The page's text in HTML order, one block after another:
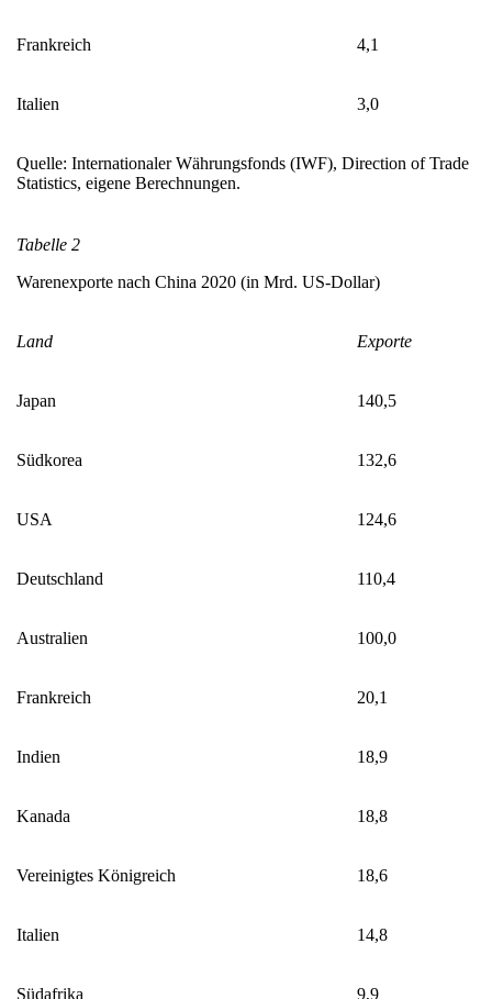
Frankreich 4,1
Italien 3,0
Quelle: Internationaler Währungsfonds (IWF), Di­rection of Trade
Statistics, eigene Berechnungen.
Tabelle 2
Warenexporte nach China 2020 (in Mrd. US-Dollar)
Land Exporte
Japan 140,5
Südkorea 132,6
USA 124,6
Deutschland 110,4
Australien 100,0
Frankreich 20,1
Indien 18,9
Kanada 18,8
Vereinigtes Königreich 18,6
Italien 14,8
Südafrika 9,9